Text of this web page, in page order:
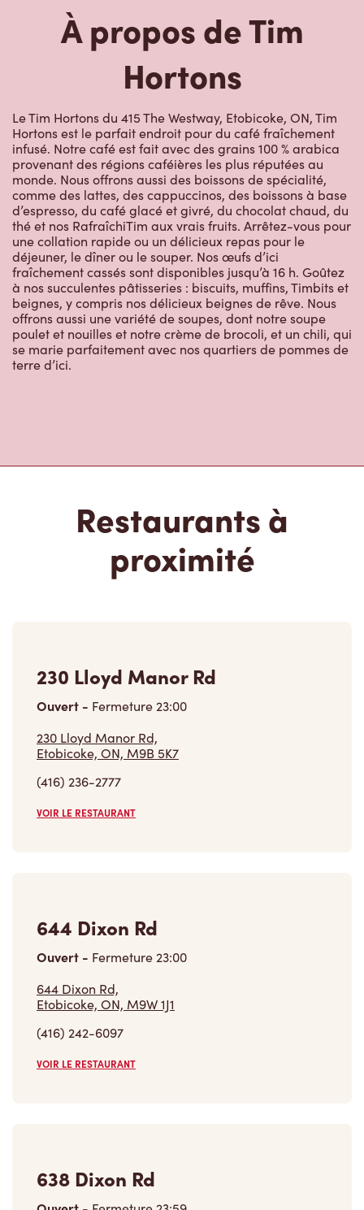
À propos de Tim
Hortons
Le Tim Hortons du 415 The Westway, Etobicoke, ON, Tim
Hortons est le parfait endroit pour du café fraîchement
infusé. Notre café est fait avec des grains 100 % arabica
provenant des régions caféières les plus réputées au
monde. Nous offrons aussi des boissons de spécialité,
comme des lattes, des cappuccinos, des boissons à base
d’espresso, du café glacé et givré, du chocolat chaud, du
thé et nos RafraîchiTim aux vrais fruits. Arrêtez-vous pour
une collation rapide ou un délicieux repas pour le
déjeuner, le dîner ou le souper. Nos œufs d’ici
fraîchement cassés sont disponibles jusqu’à 16 h. Goûtez
à nos succulentes pâtisseries : biscuits, muffins, Timbits et
beignes, y compris nos délicieux beignes de rêve. Nous
offrons aussi une variété de soupes, dont notre soupe
poulet et nouilles et notre crème de brocoli, et un chili, qui
se marie parfaitement avec nos quartiers de pommes de
terre d’ici.
Restaurants à
proximité
230 Lloyd Manor Rd
Ouvert - Fermeture23:00
230 Lloyd Manor Rd,
Etobicoke, ON, M9B 5K7
(416) 236-2777
VOIR LE RESTAURANT
644 Dixon Rd
Ouvert - Fermeture23:00
644 Dixon Rd,
Etobicoke, ON, M9W 1J1
(416) 242-6097
VOIR LE RESTAURANT
638 Dixon Rd